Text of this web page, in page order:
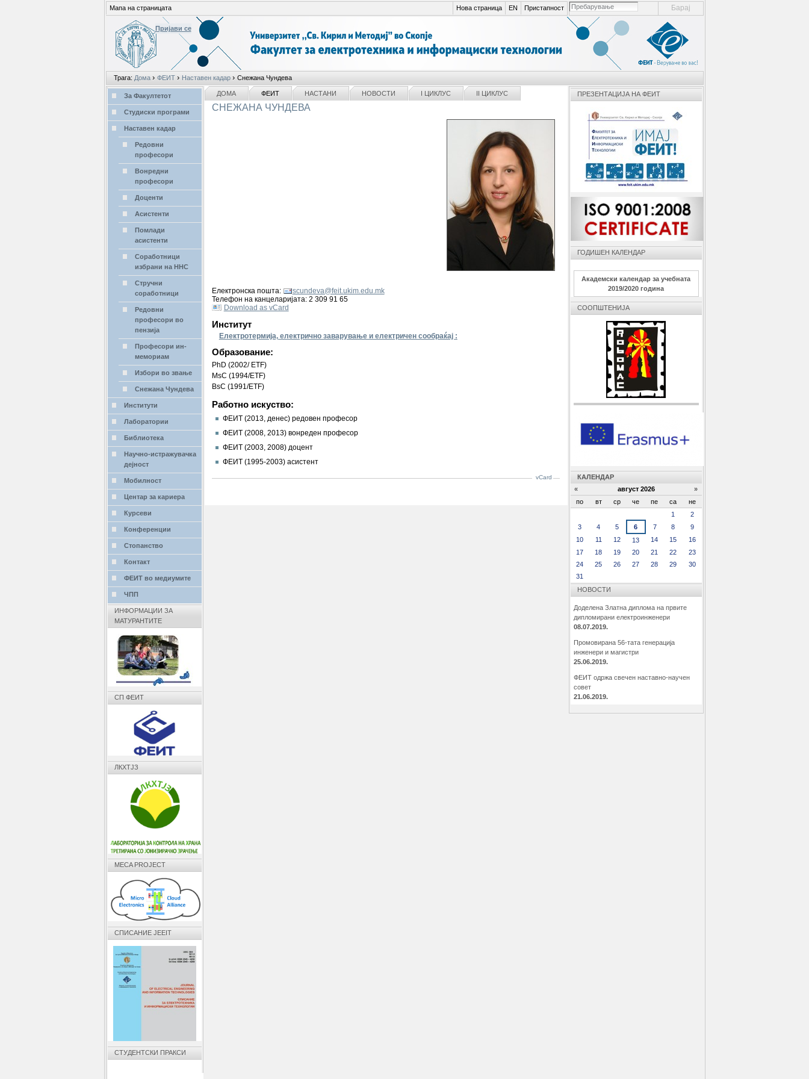
Лични
алати
Пријави се
Трага: Дома › ФЕИТ › Наставен кадар › Снежана Чундева
пребарување ел. места
напредно пребарување...
Мапа на страницата Пристапност
EN
Нова страница
делови
ДОМА ФЕИТ НАСТАНИ НОВОСТИ I ЦИКЛУС II ЦИКЛУС
СНЕЖАНА ЧУНДЕВА
Електронска пошта:
scundeva@feit.ukim.edu.mk
Телефон на канцеларијата: 2 309 91 65
Download as vCard
Институт
Електротермија, електрично заварување и електричен сообраќај :
Образование:
PhD (2002/ ETF)
MsC (1994/ETF)
BsC (1991/ETF)
Работно искуство:
ФЕИТ (2013, денес) редовен професор
ФЕИТ (2008, 2013) вонреден професор
ФЕИТ (2003, 2008) доцент
ФЕИТ (1995-2003) асистент
vCard
NAVIGATION
За Факултетот
Студиски програми
Наставен кадар
Редовни
професори
Вонредни
професори
Доценти
Асистенти
Помлади
aсистенти
Соработници
избрани на ННС
Стручни
соработници
Редовни
професори во
пензија
Професори ин-
мемориам
Избори во звање
Снежана Чундева
Институти
Лаборатории
Библиотека
Научно-истражувачка
дејност
Мобилност
Центар за кариера
Курсеви
Конференции
Стопанство
Контакт
ФЕИТ во медиумите
ЧПП
ИНФОРМАЦИИ ЗА
МАТУРАНТИТЕ
СП ФЕИТ
ЛКХТЈЗ
MECA PROJECT
СПИСАНИЕ JEEIT
СТУДЕНТСКИ ПРАКСИ
ПРЕЗЕНТАЦИЈА НА ФЕИТ
ГОДИШЕН КАЛЕНДАР
Академски календар за учебната
2019/2020 година
СООПШТЕНИЈА
КАЛЕНДАР
« aвгуст 2026
»
по
вт ср че пе са
не
1
2
3
4 5 6 7 8
9
10
11 12 13 14 15
16
17
18 19 20 21 22
23
24
25 26 27 28 29
30
31
НОВОСТИ
Доделена Златна диплома на првите
дипломирани електроинженери
08.07.2019.
Промовирана 56-тата генерација
инженери и магистри
25.06.2019.
ФЕИТ одржа свечен наставно-научен
совет
21.06.2019.